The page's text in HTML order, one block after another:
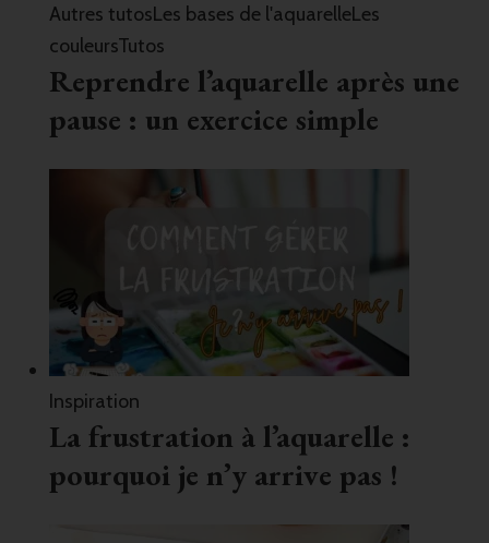
Autres tutosLes bases de l'aquarelleLes
couleursTutos
Reprendre l’aquarelle après une
pause : un exercice simple
Inspiration
La frustration à l’aquarelle :
pourquoi je n’y arrive pas !